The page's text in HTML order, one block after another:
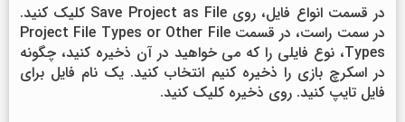
در قسمت انواع فایل، روی Save Project as File کلیک کنید.
در سمت راست، در قسمت Project File Types or Other File
Types، نوع فایلی را که می خواهید در آن ذخیره کنید، چگونه
در اسکرچ بازی را ذخیره کنیم انتخاب کنید. یک نام فایل برای
فایل تایپ کنید. روی ذخیره کلیک کنید.